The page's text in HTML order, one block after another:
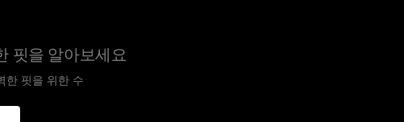
핏을 알아보세요
한 핏을 위한 수